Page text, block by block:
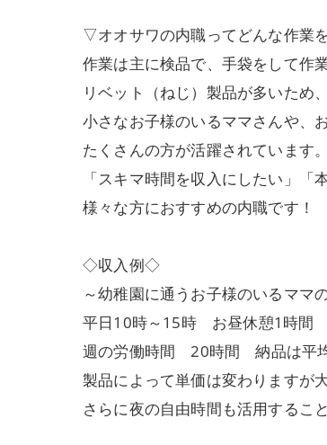
▽オオサワの内職ってどんな作業
作業は主に検品で、手袋をして作
リベット（ねじ）製品が多いため
小さなお子様のいるママさんや、
たくさんの方が活躍されています。
「スキマ時間を収入にしたい」
様々な方におすすめの内職です！
◇収入例◇
～幼稚園に通うお子様のいるママ
平日10時～15時 お昼休憩1時間
週の労働時間 20時間 納品は平
製品によって単価は変わりますが
さらに夜の自由時間も活用するこ